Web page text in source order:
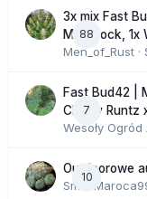
88
3x mix Fast
Moonrock, 1x
Men_of_Rust
7
Fast Bud42 |
Cherry Runtz
Wesoły Ogród
10
Outdoorowe